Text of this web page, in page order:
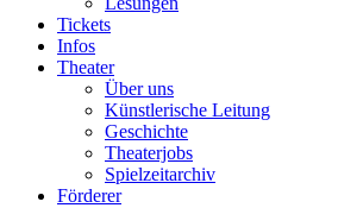
Tickets
Infos
Theater
Über uns
Künstlerische Leitung
Geschichte
Theaterjobs
Spielzeitarchiv
Förderer